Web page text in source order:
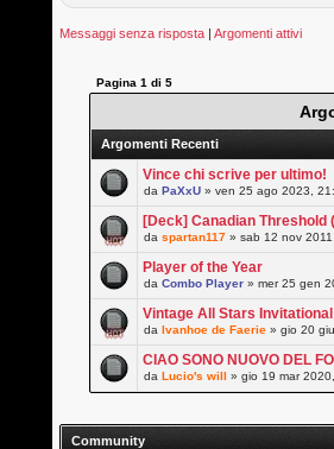
Messaggi senza risposta |Argomenti attivi
Pagina1 di5
Argomenti Recenti
Vince chi scrive per ultimo!
daPaXxU » ven 25 ago 2023,
[Deck] Canadian Threshold
daspartan117 » sab 12 nov
Player of the Year
daCombo Player » mer 25 gen
Vintage All Stars
daIvanhoe de Faerie » gio 20
CIAO SONO NUOVO DEL
daLucio's will » gio 19 mar
Community